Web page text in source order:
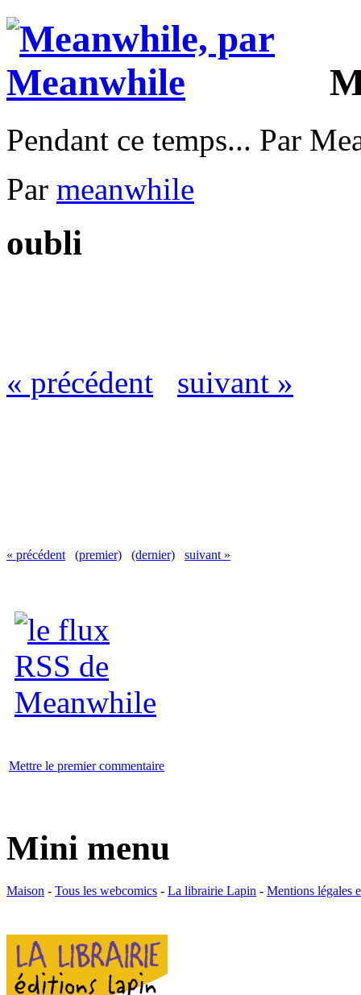
Pendant ce temps... Par
Par meanwhile
oubli
« précédent suivant »
« précédent (premier) (dernier) suivant »
Mettre le premier commentaire
Mini menu
Maison - Tous les webcomics - La librairie Lapin - Mentions légales